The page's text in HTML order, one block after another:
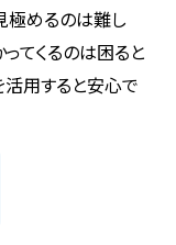
極めるのは難し
てくるのは困ると
活用すると安心で